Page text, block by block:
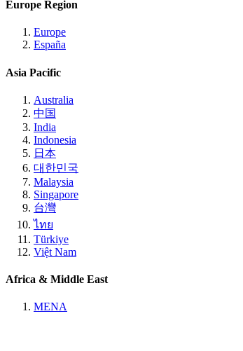
Europe Region
Europe
España
Asia Pacific
Australia
中国
India
Indonesia
日本
대한민국
Malaysia
Singapore
台灣
ไทย
Türkiye
Việt Nam
Africa & Middle East
MENA